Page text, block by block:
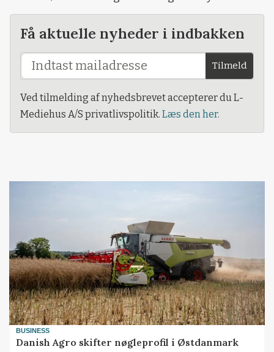
Få aktuelle nyheder i indbakken
Tilmeld
Ved tilmelding af nyhedsbrevet accepterer du L-
Mediehus A/S privatlivspolitik. Læs den her.
BUSINESS
Danish Agro skifter nøgleprofil i Østdanmark